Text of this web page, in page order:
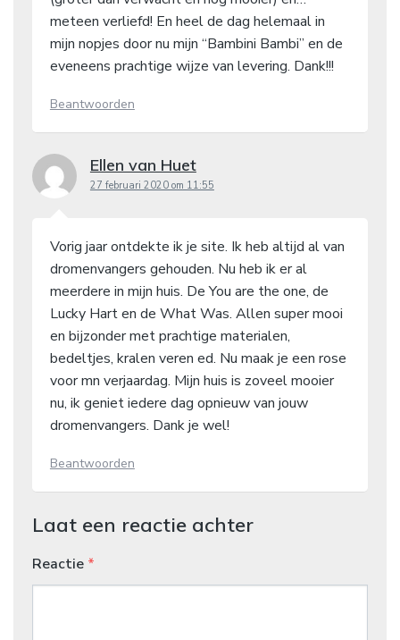
meteen verliefd! En heel de dag helemaal in
mijn nopjes door nu mijn “Bambini Bambi” en de
eveneens prachtige wijze van levering. Dank!!!
Beantwoorden
Ellen van Huet
27 februari 2020 om 11:55
Vorig jaar ontdekte ik je site. Ik heb altijd al van
dromenvangers gehouden. Nu heb ik er al
meerdere in mijn huis. De You are the one, de
Lucky Hart en de What Was. Allen super mooi
en bijzonder met prachtige materialen,
bedeltjes, kralen veren ed. Nu maak je een rose
voor mn verjaardag. Mijn huis is zoveel mooier
nu, ik geniet iedere dag opnieuw van jouw
dromenvangers. Dank je wel!
Beantwoorden
Laat een reactie achter
Reactie *